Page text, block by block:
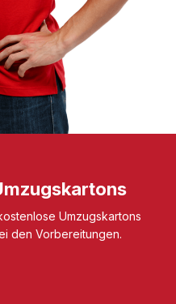
Umzugskartons
den Vorbereitungen.